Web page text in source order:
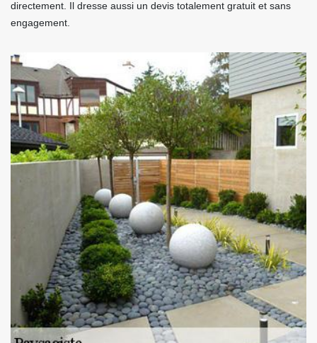
directement. Il dresse aussi un devis totalement gratuit et sans
engagement.